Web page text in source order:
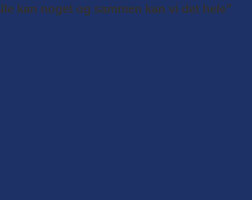
kan noget og sammen kan vi det hele"